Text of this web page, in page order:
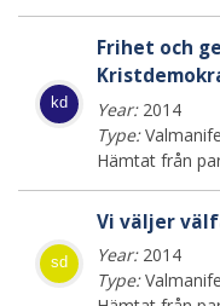
kd
Frihet och
Year:2014
Type:
Hämtat från
sd
Vi väljer
Year:2014
Type: